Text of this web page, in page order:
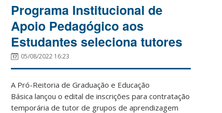
Programa Institucional de
Apoio Pedagógico aos
Estudantes seleciona tutores
05/08/2022 16:23
A Pró-Reitoria de Graduação e Educação
Básica lançou o edital de inscrições para contratação
temporária de tutor de grupos de aprendizagem